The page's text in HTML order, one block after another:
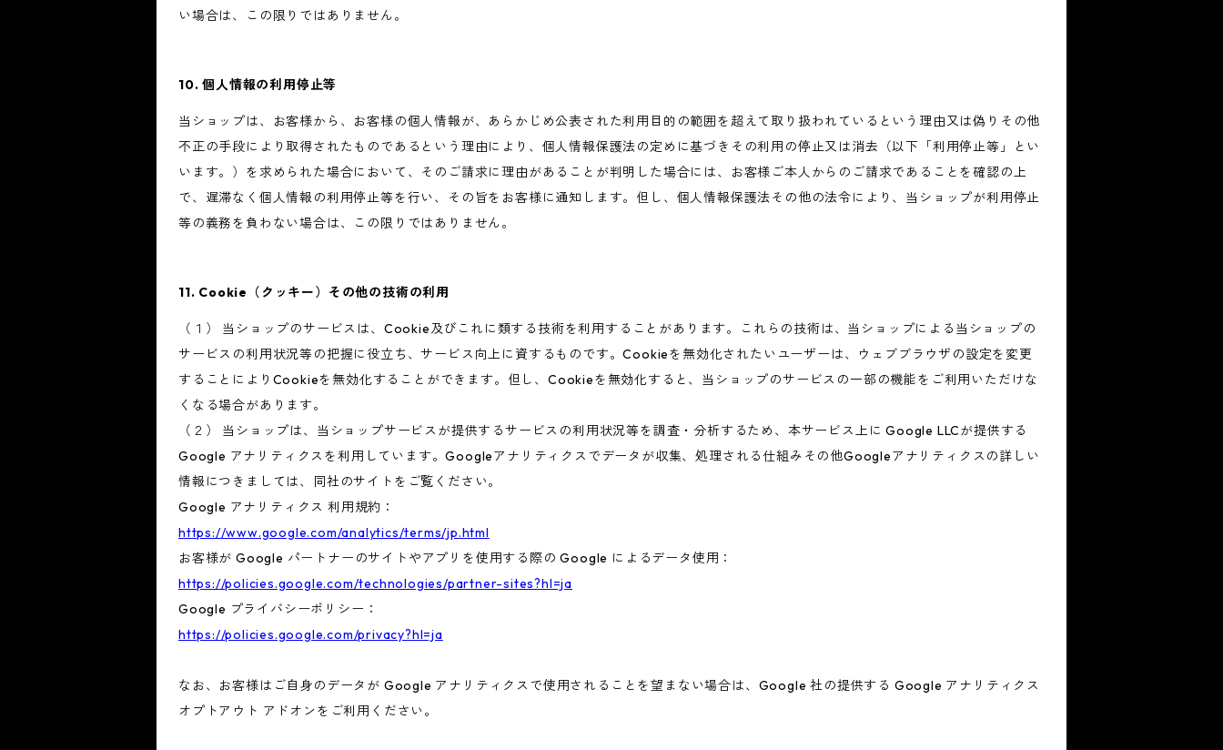
い場合は、この限りではありません。
10. 個人情報の利用停止等
当ショップは、お客様から、お客様の個人情報が、あらかじめ公表された利用目的の範囲を超えて取り扱われているという理由又は偽りその他
不正の手段により取得されたものであるという理由により、個人情報保護法の定めに基づきその利用の停止又は消去（以下「利用停止等」とい
います。）を求められた場合において、そのご請求に理由があることが判明した場合には、お客様ご本人からのご請求であることを確認の上
で、遅滞なく個人情報の利用停止等を行い、その旨をお客様に通知します。但し、個人情報保護法その他の法令により、当ショップが利用停止
等の義務を負わない場合は、この限りではありません。
11. Cookie（クッキー）その他の技術の利用
（１） 当ショップのサービスは、Cookie及びこれに類する技術を利用することがあります。これらの技術は、当ショップによる当ショップの
サービスの利用状況等の把握に役立ち、サービス向上に資するものです。Cookieを無効化されたいユーザーは、ウェブブラウザの設定を変更
することによりCookieを無効化することができます。但し、Cookieを無効化すると、当ショップのサービスの一部の機能をご利用いただけな
くなる場合があります。
（２） 当ショップは、当ショップサービスが提供するサービスの利用状況等を調査・分析するため、本サービス上に Google LLCが提供する
Google アナリティクスを利用しています。Googleアナリティクスでデータが収集、処理される仕組みその他Googleアナリティクスの詳しい
情報につきましては、同社のサイトをご覧ください。
Google アナリティクス 利用規約：
https://www.google.com/analytics/terms/jp.html
お客様が Google パートナーのサイトやアプリを使用する際の Google によるデータ使用：
https://policies.google.com/technologies/partner-sites?hl=ja
Google プライバシーポリシー：
https://policies.google.com/privacy?hl=ja
なお、お客様はご自身のデータが Google アナリティクスで使用されることを望まない場合は、Google 社の提供する Google アナリティクス
オプトアウト アドオンをご利用ください。